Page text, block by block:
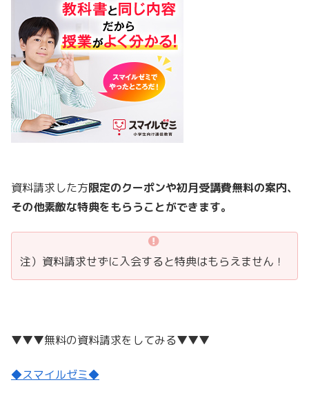
資料請求した方限定のクーポンや初月受講費無料の案内、
その他素敵な特典をもらうことができます。
注）資料請求せずに入会すると特典はもらえません！
▼▼▼無料の資料請求をしてみる▼▼▼
◆スマイルゼミ◆